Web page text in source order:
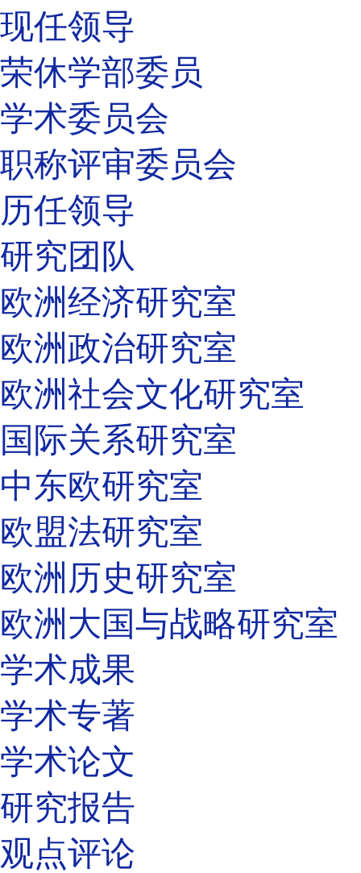
现任领导
荣休学部委员
学术委员会
职称评审委员会
历任领导
研究团队
欧洲经济研究室
欧洲政治研究室
欧洲社会文化研究室
国际关系研究室
中东欧研究室
欧盟法研究室
欧洲历史研究室
欧洲大国与战略研究室
学术成果
学术专著
学术论文
研究报告
观点评论